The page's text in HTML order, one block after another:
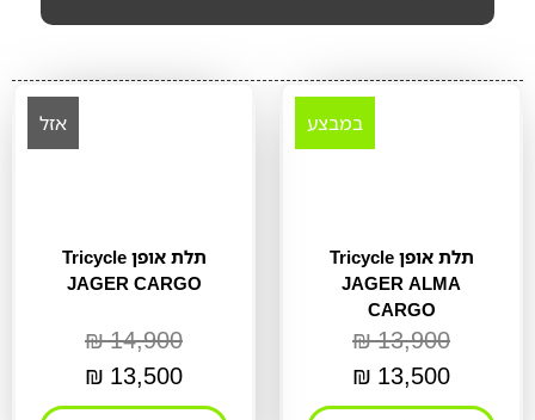
במבצע
תלת אופן Tricycle
JAGER ALMA
CARGO
13,900
₪
13,500
₪
אזל
תלת אופן Tricycle
JAGER CARGO
14,900
₪
13,500
₪